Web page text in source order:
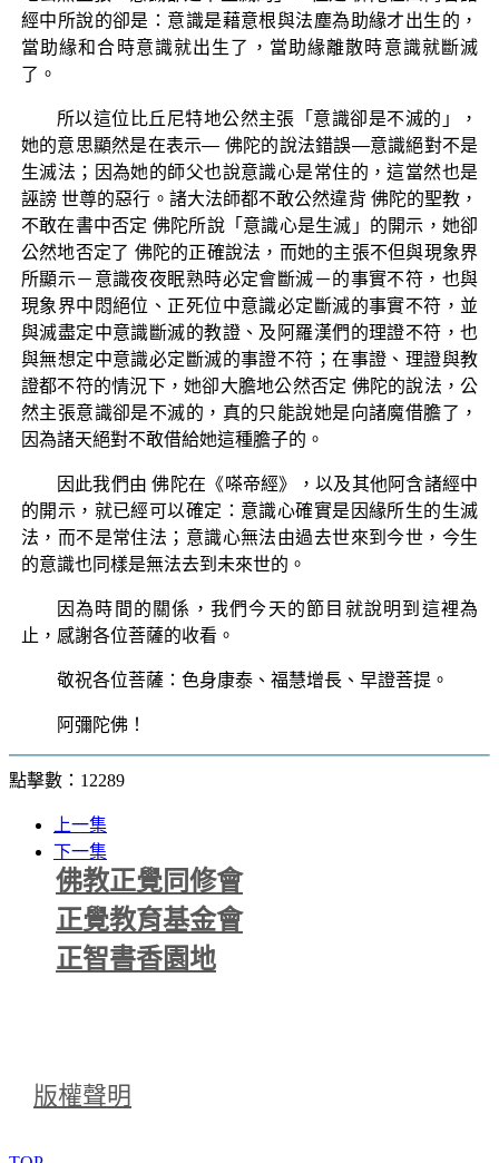
經中所說的卻是：意識是藉意根與法塵為助緣才出生的，
當助緣和合時意識就出生了，當助緣離散時意識就斷滅
了。
所以這位比丘尼特地公然主張「意識卻是不滅的」，
她的意思顯然是在表示— 佛陀的說法錯誤—意識絕對不是
生滅法；因為她的師父也說意識心是常住的，這當然也是
誣謗 世尊的惡行。諸大法師都不敢公然違背 佛陀的聖教，
不敢在書中否定 佛陀所說「意識心是生滅」的開示，她卻
公然地否定了 佛陀的正確說法，而她的主張不但與現象界
所顯示－意識夜夜眠熟時必定會斷滅－的事實不符，也與
現象界中悶絕位、正死位中意識必定斷滅的事實不符，並
與滅盡定中意識斷滅的教證、及阿羅漢們的理證不符，也
與無想定中意識必定斷滅的事證不符；在事證、理證與教
證都不符的情況下，她卻大膽地公然否定 佛陀的說法，公
然主張意識卻是不滅的，真的只能說她是向諸魔借膽了，
因為諸天絕對不敢借給她這種膽子的。
因此我們由 佛陀在《嗏帝經》，以及其他阿含諸經中
的開示，就已經可以確定：意識心確實是因緣所生的生滅
法，而不是常住法；意識心無法由過去世來到今世，今生
的意識也同樣是無法去到未來世的。
因為時間的關係，我們今天的節目就說明到這裡為
止，感謝各位菩薩的收看。
敬祝各位菩薩：色身康泰、福慧增長、早證菩提。
阿彌陀佛！
點擊數：12289
上一集
下一集
佛教正覺同修會
正覺教育基金會
正智書香園地
版權聲明